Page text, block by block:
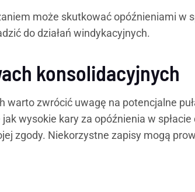
może skutkować opóźnieniami w
do działań windykacyjnych.
konsolidacyjnych
warto zwrócić uwagę na potencjalne
wysokie kary za opóźnienia w
zgody. Niekorzystne zapisy mogą